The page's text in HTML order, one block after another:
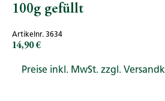
100g gefüllt
Artikelnr. 3634
Regulärer Preis:
14,90 €
Preise inkl. MwSt. zzgl.